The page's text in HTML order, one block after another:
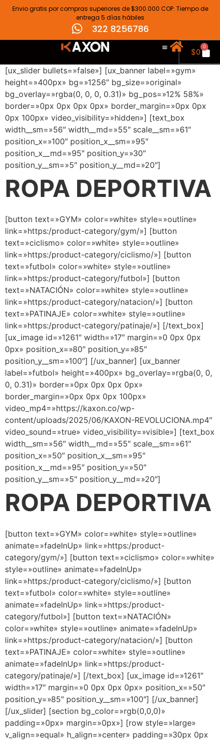
Envio gratis por compras superiores de $300.000 COP. Tiempo de
entrega 5 días hábiles
322 8256786
$0
0
[ux_slider bullets=»false»] [ux_banner label=»gym»
height=»400px» bg=»1256″ bg_size=»original»
bg_overlay=»rgba(0, 0, 0, 0.31)» bg_pos=»12% 58%»
border=»0px 0px 0px 0px» border_margin=»0px 0px
0px 100px» video_visibility=»hidden»] [text_box
width__sm=»56″ width__md=»55″ scale__sm=»61″
position_x=»100″ position_x__sm=»95″
position_x__md=»95″ position_y=»30″
position_y__sm=»5″ position_y__md=»20″]
ROPA DEPORTIVA
[button text=»GYM» color=»white» style=»outline»
link=»https:/product-category/gym/»] [button
text=»ciclismo» color=»white» style=»outline»
link=»https:/product-category/ciclismo/»] [button
text=»futbol» color=»white» style=»outline»
link=»https:/product-category/futbol»] [button
text=»NATACIÓN» color=»white» style=»outline»
link=»https:/product-category/natacion/»] [button
text=»PATINAJE» color=»white» style=»outline»
link=»https:/product-category/patinaje/»] [/text_box]
[ux_image id=»1261″ width=»17″ margin=»0 0px 0px
0px» position_x=»80″ position_y=»85″
position_y__sm=»100″] [/ux_banner] [ux_banner
label=»futbol» height=»400px» bg_overlay=»rgba(0, 0,
0, 0.31)» border=»0px 0px 0px 0px»
border_margin=»0px 0px 0px 100px»
video_mp4=»https://kaxon.co/wp-
content/uploads/2025/06/KAXON-REVOLUCIONA.mp4″
video_sound=»true» video_visibility=»visible»] [text_box
width__sm=»56″ width__md=»55″ scale__sm=»61″
position_x=»50″ position_x__sm=»95″
position_x__md=»95″ position_y=»50″
position_y__sm=»5″ position_y__md=»20″]
ROPA DEPORTIVA
[button text=»GYM» color=»white» style=»outline»
animate=»fadeInUp» link=»https:/product-
category/gym/»] [button text=»ciclismo» color=»white»
style=»outline» animate=»fadeInUp»
link=»https:/product-category/ciclismo/»] [button
text=»futbol» color=»white» style=»outline»
animate=»fadeInUp» link=»https:/product-
category/futbol»] [button text=»NATACIÓN»
color=»white» style=»outline» animate=»fadeInUp»
link=»https:/product-category/natacion/»] [button
text=»PATINAJE» color=»white» style=»outline»
animate=»fadeInUp» link=»https:/product-
category/patinaje/»] [/text_box] [ux_image id=»1261″
width=»17″ margin=»0 0px 0px 0px» position_x=»50″
position_y=»85″ position_y__sm=»100″] [/ux_banner]
[/ux_slider] [section bg_color=»rgb(0,0,0)»
padding=»0px» margin=»0px»] [row style=»large»
v_align=»equal» h_align=»center» padding=»30px 0px